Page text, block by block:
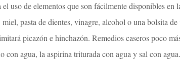
uso de elementos que son fácilmente disponibles en
pasta de dientes, vinagre, alcohol o una bolsita de
picazón e hinchazón. Remedios caseros poco
con agua, la aspirina triturada con agua y sal con